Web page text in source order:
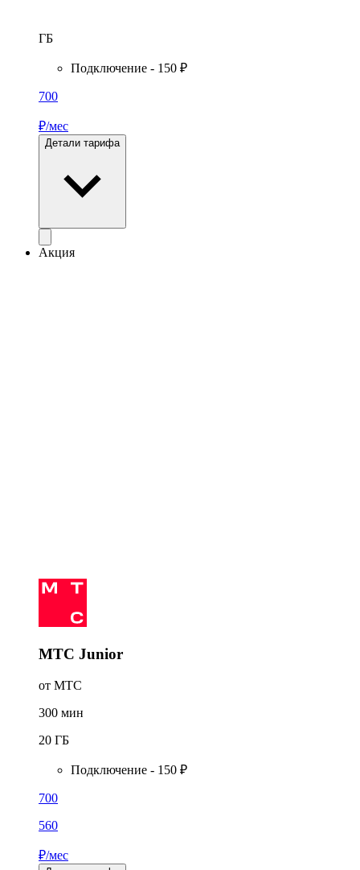
ГБ
Подключение - 150 ₽
700
₽/мес
Детали тарифа
Акция
МТС Junior
от МТС
300 мин
20 ГБ
Подключение - 150 ₽
700
560
₽/мес